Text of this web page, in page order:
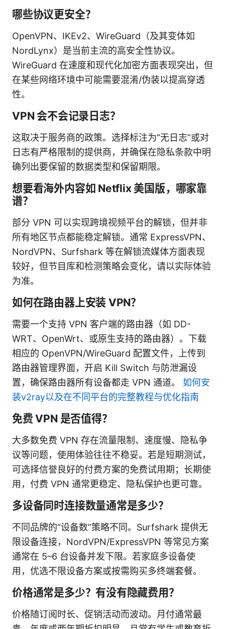
哪些协议更安全？
OpenVPN、IKEv2、WireGuard（及其变体如
NordLynx）是当前主流的高安全性协议。
WireGuard 在速度和现代化加密方面表现突出，但
在某些网络环境中可能需要混淆/伪装以提高穿透
性。
VPN 会不会记录日志？
这取决于服务商的政策。选择标注为“无日志”或对
日志有严格限制的提供商，并确保在隐私条款中明
确列出要保留的数据类型和保留期限。
想要看海外内容如 Netflix 美国版，哪家靠
谱？
部分 VPN 可以实现跨境视频平台的解锁，但并非
所有地区节点都能稳定解锁。通常 ExpressVPN、
NordVPN、Surfshark 等在解锁流媒体方面表现
较好，但节目库和检测策略会变化，请以实际体验
为准。
如何在路由器上安装 VPN？
需要一个支持 VPN 客户端的路由器（如 DD-
WRT、OpenWrt、或原生支持的路由器）。下载
相应的 OpenVPN/WireGuard 配置文件，上传到
路由器管理界面，开启 Kill Switch 与防泄漏设
置，确保路由器所有设备都走 VPN 通道。 如何安
装v2ray以及在不同平台的完整教程与优化指南
免费 VPN 是否值得？
大多数免费 VPN 存在流量限制、速度慢、隐私争
议等问题，使用体验往往不稳妥。若是短期测试，
可选择信誉良好的付费方案的免费试用期；长期使
用，付费 VPN 通常更稳定、隐私保护也更可靠。
多设备同时连接数量通常是多少？
不同品牌的“设备数”策略不同。Surfshark 提供无
限设备连接，NordVPN/ExpressVPN 等常见方案
通常在 5–6 台设备并发下限。若家庭多设备使
用，优选不限设备方案或按需购买多终端套餐。
价格通常是多少？有没有隐藏费用？
价格随订阅时长、促销活动而波动。月付通常最